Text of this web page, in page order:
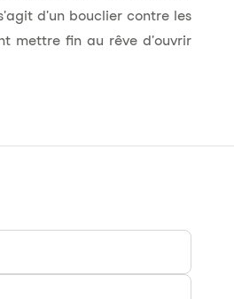
d'un bouclier contre les
mettre fin au rêve d'ouvrir